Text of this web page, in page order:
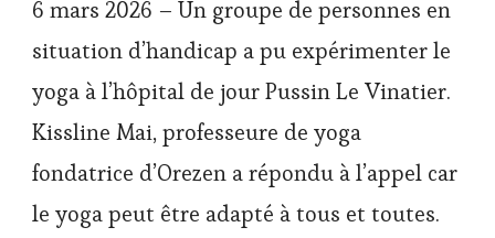
6 mars 2026 – Un groupe de personnes en
situation d’handicap a pu expérimenter le
yoga à l’hôpital de jour Pussin Le Vinatier.
Kissline Mai, professeure de yoga
fondatrice d’Orezen a répondu à l’appel car
le yoga peut être adapté à tous et toutes.